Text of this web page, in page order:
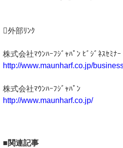
外部ﾘﾝｸ
株式会社ﾏｳﾝﾊｰﾌｼﾞｬﾊﾟﾝ ﾋﾞｼﾞﾈｽｾﾐﾅｰ
http://www.maunharf.co.jp/
株式会社ﾏｳﾝﾊｰﾌｼﾞｬﾊﾟﾝ
http://www.maunharf.co.jp/
■関連記事